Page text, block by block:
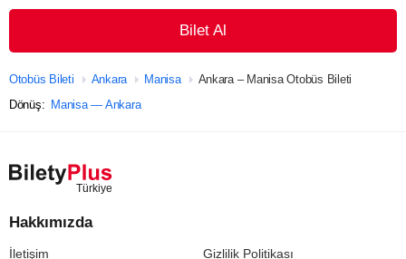
Bilet Al
Otobüs Bileti Ankara Manisa
Ankara – Manisa Otobüs Bileti
Dönüş: Manisa — Ankara
Hakkımızda
İletişim Gizlilik Politikası